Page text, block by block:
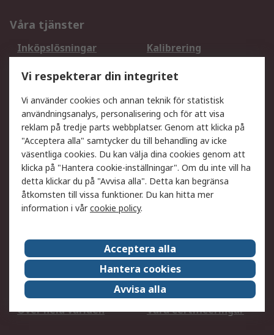
Våra tjänster
Inköpslösningar
Kalibrering
DesignSpark
Teknisk Support
Ditt lokala säljteam
Exportlösningar
Support
Få hjälp
Retur av varor
Leverans
Spåra din order
Begär en fakturakopi
Fördelar med RS-konto
Betalningsalternativ
Om RS
Försäljningsvillkor
Det juridiska
Press Centre
Jobba hos RS
ESG
Över hela världen
Våra certificeringar
Vi respekterar din integritet
Vi använder cookies och annan teknik för statistisk
användningsanalys, personalisering och för att visa
reklam på tredje parts webbplatser. Genom att klicka på
"Acceptera alla" samtycker du till behandling av icke
väsentliga cookies. Du kan välja dina cookies genom att
klicka på "Hantera cookie-inställningar". Om du inte vill ha
detta klickar du på "Avvisa alla". Detta kan begränsa
åtkomsten till vissa funktioner. Du kan hitta mer
information i vårcookie policy.
Acceptera alla
Hantera cookies
Avvisa alla